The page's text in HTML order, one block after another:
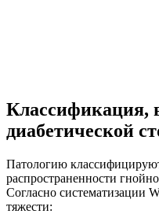
Классификация,
диабетической
Патологию
распространенности
Согласно систематизации
тяжести: